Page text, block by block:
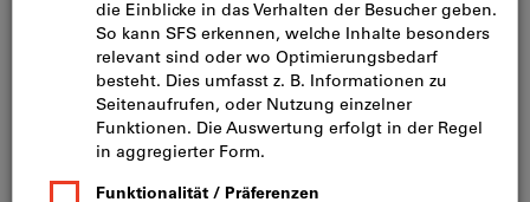
Bild zum Vergrößern anklicken